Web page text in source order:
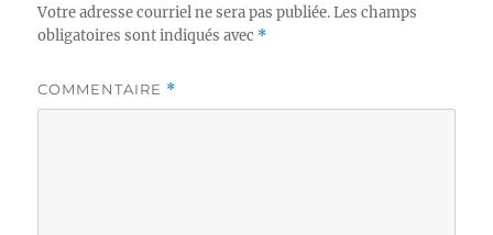
Votre adresse courriel ne sera pas publiée. Les champs
obligatoires sont indiqués avec *
COMMENTAIRE *